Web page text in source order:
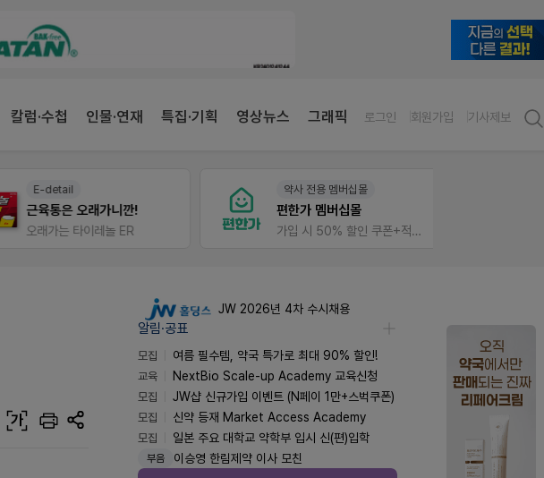
칼럼·수첩 인물·연재 특집·기획 영상뉴스 그래픽 로그인 회원가입 기사제보
E-detail
근육통은 오래가니깐!
오래가는 타이레놀 ER
약사 전용 멤버십몰
편한가 멤버십몰
가입 시 50% 할인 쿠폰+적립금까지!
가
JW 2026년 4차 수시채용
알림·공표
모집
여름 필수템, 약국 특가로 최대 90% 할인!
교육
NextBio Scale-up Academy 교육신청
모집
JW샵 신규가입 이벤트 (N페이 1만+스벅쿠폰)
모집
신약 등재 Market Access Academy
모집
일본 주요 대학교 약학부 입시 신(편)입학
부음 이승영 한림제약 이사 모친